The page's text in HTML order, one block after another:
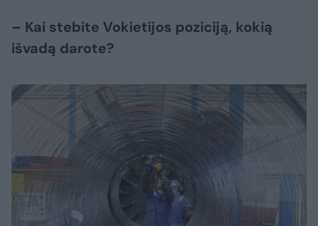
– Kai stebite Vokietijos poziciją, kokią
išvadą darote?